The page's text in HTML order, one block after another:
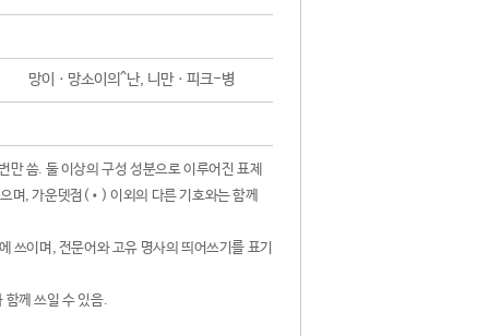
망이ㆍ망소이의^난, 니만ㆍ피크-병
씀. 둘 이상의 구성 성분으로 이루어진 표제
며, 가운뎃점(•) 이외의 다른 기호와는 함께
쓰이며, 전문어와 고유 명사의 띄어쓰기를 표기
께 쓰일 수 있음.